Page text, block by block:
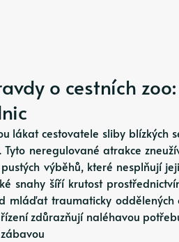
o cestních
lákat cestovatele sliby blízkých
neregulované atrakce
výběhů, které nesplňují
snahy šíří krutost
mláďat traumaticky
zdůrazňují naléhavou